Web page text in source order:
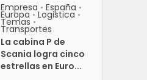
Empresa • España •
Europa • Logistica •
Temas •
Transportes
La cabina P de
Scania logra cinco
estrellas en Euro...